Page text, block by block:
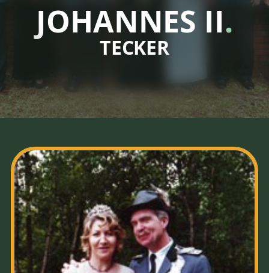
JOHANNES II.
TECKER